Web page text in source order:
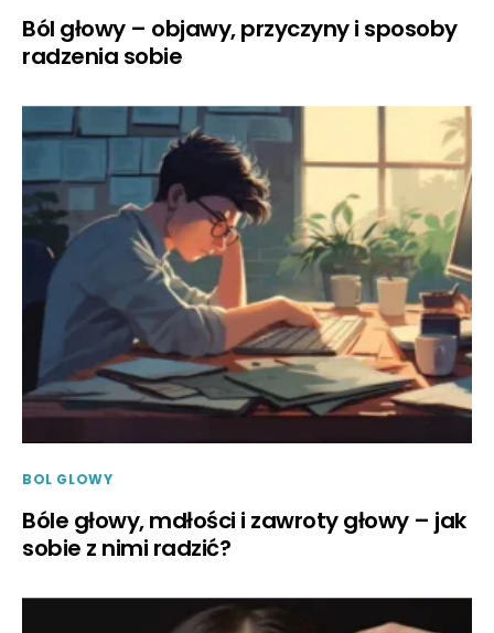
Ból głowy – objawy, przyczyny i sposoby
radzenia sobie
BOL GLOWY
Bóle głowy, mdłości i zawroty głowy – jak
sobie z nimi radzić?